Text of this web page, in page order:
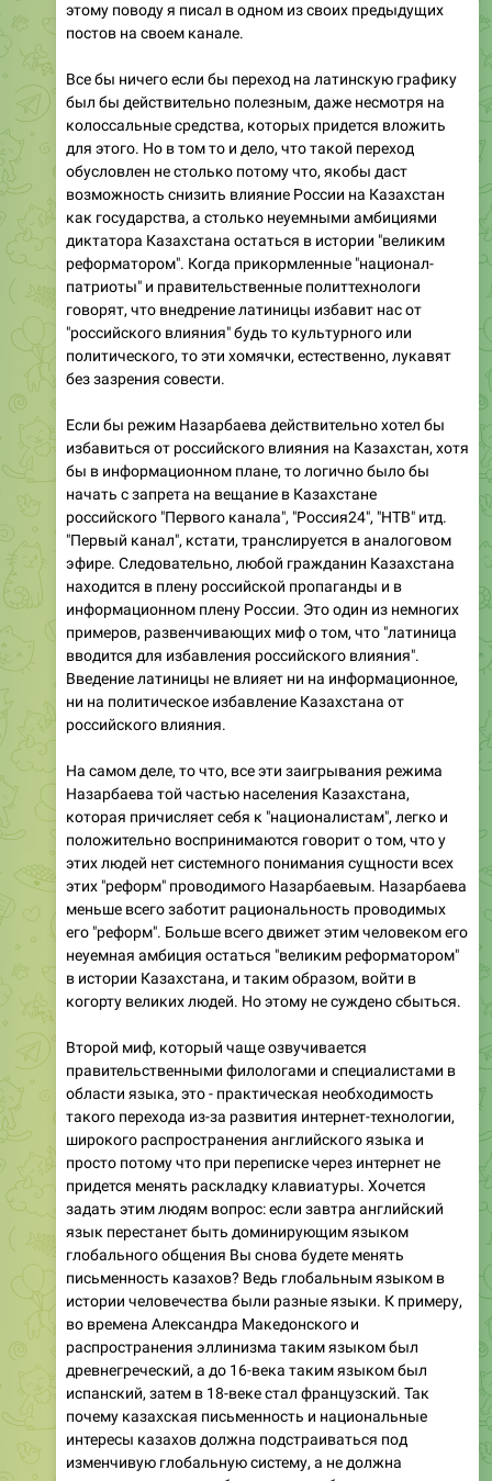
этому поводу я писал в одном из своих предыдущих
постов на своем канале.
Все бы ничего если бы переход на латинскую графику
был бы действительно полезным, даже несмотря на
колоссальные средства, которых придется вложить
для этого. Но в том то и дело, что такой переход
обусловлен не столько потому что, якобы даст
возможность снизить влияние России на Казахстан
как государства, а столько неуемными амбициями
диктатора Казахстана остаться в истории "великим
реформатором". Когда прикормленные "национал-
патриоты" и правительственные политтехнологи
говорят, что внедрение латиницы избавит нас от
"российского влияния" будь то культурного или
политического, то эти хомячки, естественно, лукавят
без зазрения совести.
Если бы режим Назарбаева действительно хотел бы
избавиться от российского влияния на Казахстан, хотя
бы в информационном плане, то логично было бы
начать с запрета на вещание в Казахстане
российского "Первого канала", "Россия24", "НТВ" итд.
"Первый канал", кстати, транслируется в аналоговом
эфире. Следовательно, любой гражданин Казахстана
находится в плену российской пропаганды и в
информационном плену России. Это один из немногих
примеров, развенчивающих миф о том, что "латиница
вводится для избавления российского влияния".
Введение латиницы не влияет ни на информационное,
ни на политическое избавление Казахстана от
российского влияния.
На самом деле, то что, все эти заигрывания режима
Назарбаева той частью населения Казахстана,
которая причисляет себя к "националистам", легко и
положительно воспринимаются говорит о том, что у
этих людей нет системного понимания сущности всех
этих "реформ" проводимого Назарбаевым. Назарбаева
меньше всего заботит рациональность проводимых
его "реформ". Больше всего движет этим человеком его
неуемная амбиция остаться "великим реформатором"
в истории Казахстана, и таким образом, войти в
когорту великих людей. Но этому не суждено сбыться.
Второй миф, который чаще озвучивается
правительственными филологами и специалистами в
области языка, это - практическая необходимость
такого перехода из-за развития интернет-технологии,
широкого распространения английского языка и
просто потому что при переписке через интернет не
придется менять раскладку клавиатуры. Хочется
задать этим людям вопрос: если завтра английский
язык перестанет быть доминирующим языком
глобального общения Вы снова будете менять
письменность казахов? Ведь глобальным языком в
истории человечества были разные языки. К примеру,
во времена Александра Македонского и
распространения эллинизма таким языком был
древнегреческий, а до 16-века таким языком был
испанский, затем в 18-веке стал французский. Так
почему казахская письменность и национальные
интересы казахов должна подстраиваться под
изменчивую глобальную систему, а не должна